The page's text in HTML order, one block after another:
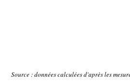
Source : données calculées d'après les